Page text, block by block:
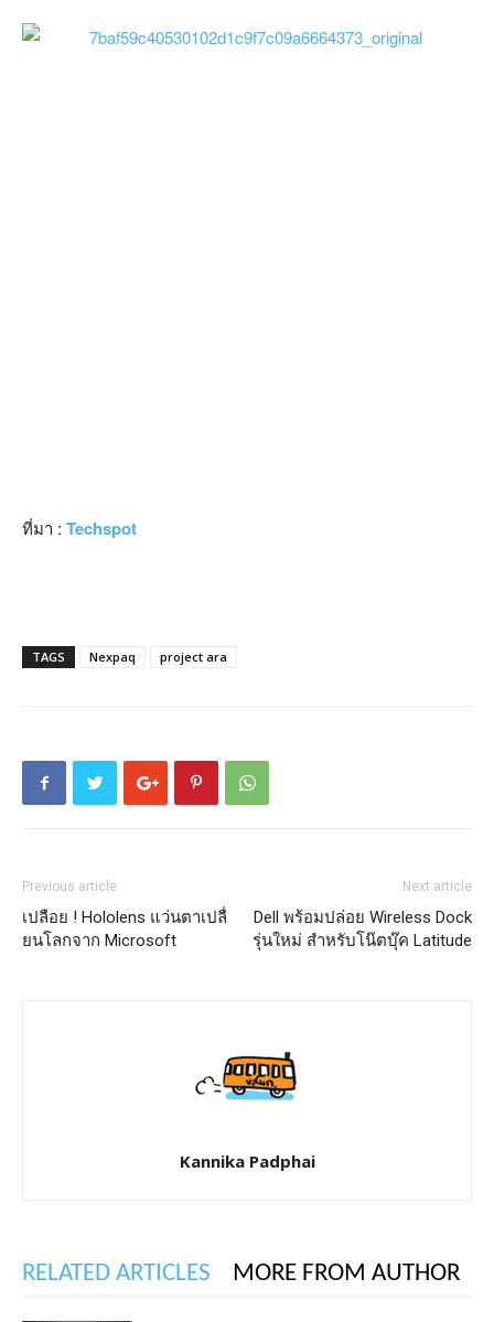
ที่มา : Techspot
TAGS Nexpaq project ara
Previous article
เปลือย ! Hololens แว่นตาเปลื่
ยนโลกจาก Microsoft
Next article
Dell พร้อมปล่อย Wireless Dock
รุ่นใหม่ สำหรับโน๊ตบุ๊ค Latitude
Kannika Padphai
RELATED ARTICLES MORE FROM AUTHOR